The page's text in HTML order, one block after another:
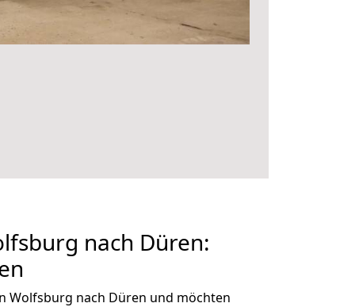
nach Düren:
Wolfsburg nach Düren und möchten